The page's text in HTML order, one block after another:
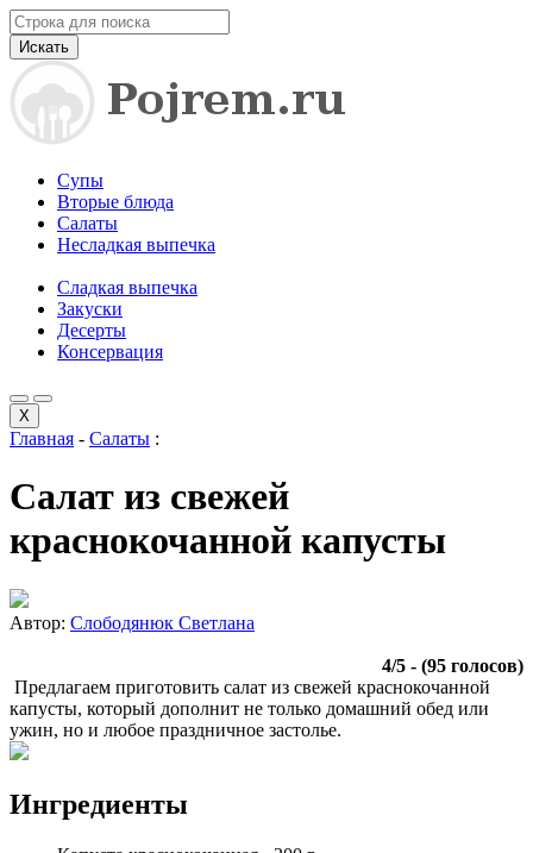
Искать
Супы
Вторые блюда
Салаты
Несладкая выпечка
Сладкая выпечка
Закуски
Десерты
Консервация
X
Главная - Салаты :
Салат из свежей
краснокочанной капусты
Автор: Слободянюк Светлана
4/5 - (95 голосов)
Предлагаем приготовить салат из свежей краснокочанной
капусты, который дополнит не только домашний обед или
ужин, но и любое праздничное застолье.
Ингредиенты